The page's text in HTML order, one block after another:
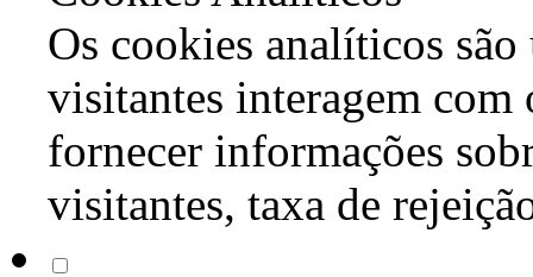
Os cookies analíticos são
visitantes interagem com
fornecer informações
visitantes, taxa de